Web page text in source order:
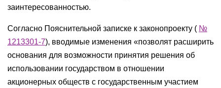
заинтересованностью.
Согласно Пояснительной записке к законопроекту ( №
1213301-7), вводимые изменения «позволят расширить
основания для возможности принятия решения об
использовании государством в отношении
акционерных обществ с государственным участием